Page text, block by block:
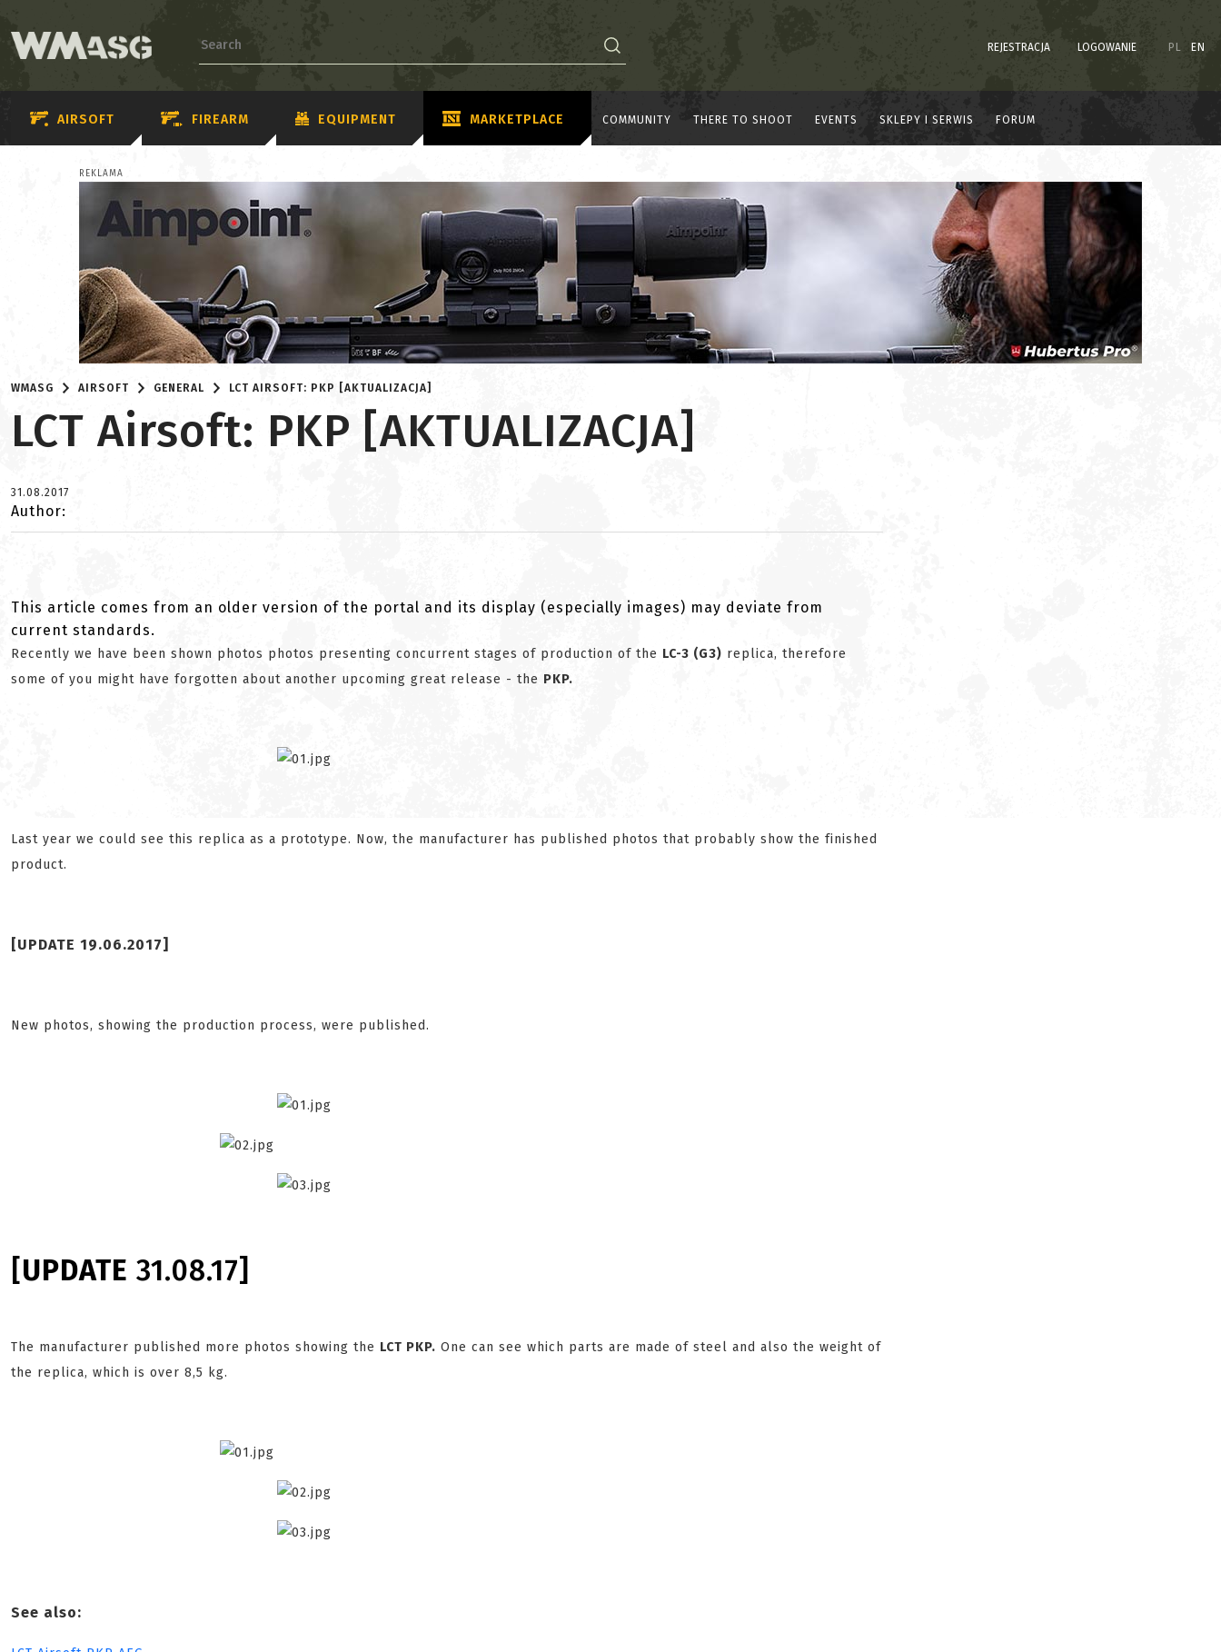
REJESTRACJA LOGOWANIE PL EN
AIRSOFT FIREARM EQUIPMENT MARKETPLACE COMMUNITY THERE TO SHOOT EVENTS SKLEPY I SERWIS FORUM
REKLAMA
WMASG AIRSOFT GENERAL LCT AIRSOFT: PKP [AKTUALIZACJA]
LCT Airsoft: PKP [AKTUALIZACJA]
31.08.2017
Author:
This article comes from an older version of the portal and its display (especially images) may deviate from
current standards.
Recently we have been shown photos photos presenting concurrent stages of production of the LC-3 (G3) replica, therefore
some of you might have forgotten about another upcoming great release - the PKP.
Last year we could see this replica as a prototype. Now, the manufacturer has published photos that probably show the finished
product.
[UPDATE 19.06.2017]
New photos, showing the production process, were published.
[UPDATE 31.08.17]
The manufacturer published more photos showing the LCT PKP. One can see which parts are made of steel and also the weight of
the replica, which is over 8,5 kg.
See also: